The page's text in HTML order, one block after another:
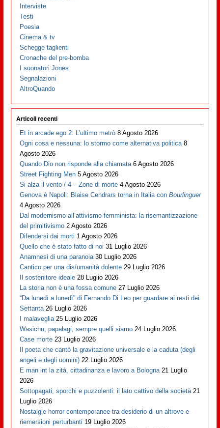
Interviste
Testi
Poesia
Cinema & tv
Schegge taglienti
Cronache del pre-bomba
I suonatori Jones
Segnalazioni
AltroQuando
Articoli recenti
Et in arcade ego 2: L’ultimo metrò 8 Agosto 2026
Ogni cosa e nessuna: lo stormo come alternativa politica 8
Agosto 2026
Quando Dio non risponde alla chiamata 6 Agosto 2026
Street Fighting Men 5 Agosto 2026
Si alza il vento / 4 – Zone di morte 4 Agosto 2026
Genova è Napoli: Blaise Cendrars torna in Italia conBourlinguer
4 Agosto 2026
Dal modernismo all’attivismo femminista: la risemantizzazione
del primitivismo 2 Agosto 2026
Difendersi dai morti 1 Agosto 2026
Quello che è stato fatto di noi 31 Luglio 2026
Anamnesi di una paranoia 30 Luglio 2026
Cantico per una dis/umanità dolente 29 Luglio 2026
Il sostenitore ideale 28 Luglio 2026
La storia non è una fossa comune 27 Luglio 2026
“Da lunedì a lunedì” di Fernando Di Leo per guardare ai resti dei
Settanta 26 Luglio 2026
I malaveglia 25 Luglio 2026
Wasichu, papalagi, sempre quelli siamo 24 Luglio 2026
Case morte 23 Luglio 2026
Il poeta che cantò la gravitazione universale e la caduta (degli
angeli e degli uomini) 22 Luglio 2026
E man int la zità, cittadinanza e lavoro a Bologna 21 Luglio
2026
Sottopagati, sporchi e puzzolenti: il lato cattivo della società 21
Luglio 2026
Nostalgie horror contemporanee tra desiderio di un altrove e
riemersioni perturbanti 19 Luglio 2026